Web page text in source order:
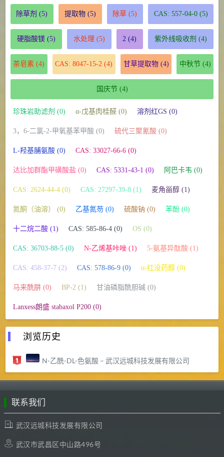
除草剂 (5) 提取物(5) 除草 (5) CAS: 557-04-0(5)
硬脂酸镁(5) 水处理 (5) 2 (4) 紫外线吸收剂 (4)
茶皂素 (4) CAS: 8047-15-2 (4) 甘草提取物(4) 中秋节(4)
国庆节(4)
珍珠岩助滤剂 (0) α-戊基肉桂醛 (0) 溶剂红GS (0)
3，6-二氯-2-甲氧基苯甲酸 (0) 硫代三聚氰酸 (0)
L-羟基脯氨酸 (0) CAS: 33027-66-6 (0)
达比加群酯甲磺酸盐 (0) CAS: 5331-43-1 (0) 阿巴卡韦 (0)
CAS: 2624-44-4 (0) CAS: 27297-39-8 (1) 麦角甾醇 (1)
氮酮（油溶） (0) 乙基氮芴 (0) 硫酸钠 (0) 苯酚 (0)
十二烷二酸 (1) CAS: 585-86-4 (0) OS (0)
CAS: 36703-88-5 (0) N-乙烯基咔唑 (1) 5-氨基异酞酸 (1)
CAS: 458-37-7 (2) CAS: 578-86-9 (0) α-红没药醇 (0)
马来酰肼 (0) BP-2 (1) 甘油磷脂酰胆碱 (0)
Lanxess朗盛 stabaxol P200 (0)
浏览历史
N-乙酰-DL-色氨酸 – 武汉远城科技发展有限公司
联系我们
武汉远城科技发展有限公司
武汉市武昌区中山路496号